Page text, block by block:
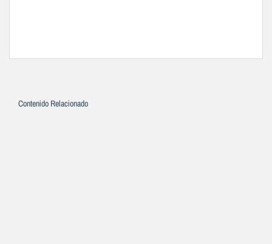
Contenido Relacionado